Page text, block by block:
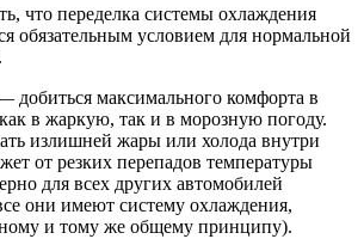
что переделка системы охлаждения
обязательным условием для нормальной
добиться максимального комфорта в
в жаркую, так и в морозную погоду.
излишней жары или холода внутри
от резких перепадов температуры
для всех других автомобилей
они имеют систему охлаждения,
и тому же общему принципу).